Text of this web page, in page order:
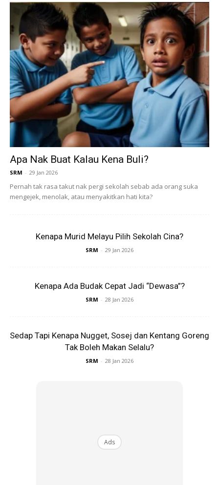
Taman Burung KL, yang terletak di Taman Tasik Perdana,
adalah rumah kepada lebih daripada 3,000 burung dari
200 spesies yang berbeza. Taman ini menawarkan
pengalaman ‘Free-flight Walk-in Aviary’, di mana
pengunjung boleh melihat burung-burung terbang bebas di
sekitar mereka dalam suasana yang menyerupai habitat
semula jadi.
Ads
Apa Nak Buat Kalau Kena Buli?
SRM - 29 Jan 2026
Pernah tak rasa takut nak pergi sekolah sebab ada orang suka
mengejek, menolak, atau menyakitkan hati kita?
Kenapa Murid Melayu Pilih Sekolah Cina?
SRM - 29 Jan 2026
Kenapa Ada Budak Cepat Jadi “Dewasa”?
SRM - 28 Jan 2026
Sedap Tapi Kenapa Nugget, Sosej dan Kentang Goreng
Tak Boleh Makan Selalu?
SRM - 28 Jan 2026
Ads